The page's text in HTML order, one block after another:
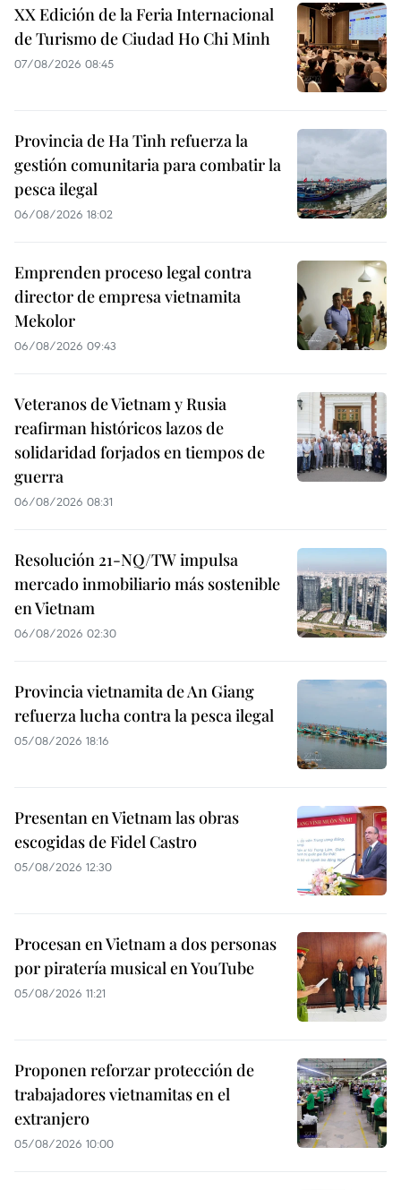
XX Edición de la Feria Internacional
de Turismo de Ciudad Ho Chi Minh
07/08/2026 08:45
Provincia de Ha Tinh refuerza la
gestión comunitaria para combatir la
pesca ilegal
06/08/2026 18:02
Emprenden proceso legal contra
director de empresa vietnamita
Mekolor
06/08/2026 09:43
Veteranos de Vietnam y Rusia
reafirman históricos lazos de
solidaridad forjados en tiempos de
guerra
06/08/2026 08:31
Resolución 21-NQ/TW impulsa
mercado inmobiliario más sostenible
en Vietnam
06/08/2026 02:30
Provincia vietnamita de An Giang
refuerza lucha contra la pesca ilegal
05/08/2026 18:16
Presentan en Vietnam las obras
escogidas de Fidel Castro
05/08/2026 12:30
Procesan en Vietnam a dos personas
por piratería musical en YouTube
05/08/2026 11:21
Proponen reforzar protección de
trabajadores vietnamitas en el
extranjero
05/08/2026 10:00